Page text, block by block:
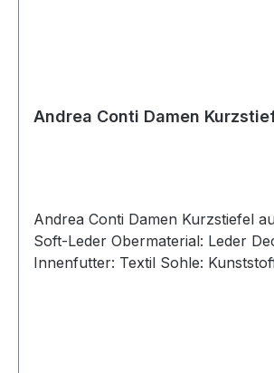
Andrea Conti Damen
Andrea Conti Damen Kurzstiefel
Soft-Leder Obermaterial: Leder Decksohle: Leder
Innenfutter: Textil Sohle: Kunststoff Verschluss: